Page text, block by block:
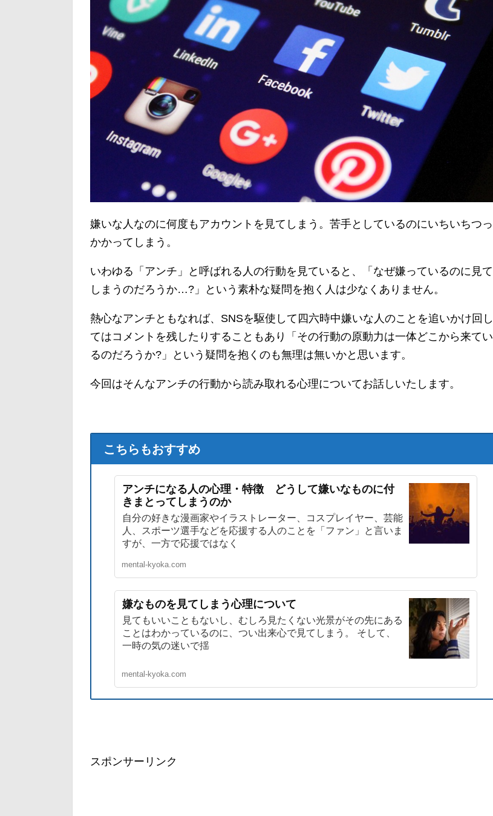
嫌いな人なのに何度もアカウントを見てしまう。苦手としているのにいちいちつっ
かかってしまう。
いわゆる「アンチ」と呼ばれる人の行動を見ていると、「なぜ嫌っているのに見て
しまうのだろうか…?」という素朴な疑問を抱く人は少なくありません。
熱心なアンチともなれば、SNSを駆使して四六時中嫌いな人のことを追いかけ回し
てはコメントを残したりすることもあり「その行動の原動力は一体どこから来てい
るのだろうか?」という疑問を抱くのも無理は無いかと思います。
今回はそんなアンチの行動から読み取れる心理についてお話しいたします。
こちらもおすすめ
アンチになる人の心理・特徴 どうして嫌いなものに付
きまとってしまうのか
自分の好きな漫画家やイラストレーター、コスプレイヤー、芸能
人、スポーツ選手などを応援する人のことを「ファン」と言いま
すが、一方で応援ではなく
mental-kyoka.com
嫌なものを見てしまう心理について
見てもいいこともないし、むしろ見たくない光景がその先にある
ことはわかっているのに、つい出来心で見てしまう。 そして、
一時の気の迷いで揺
mental-kyoka.com
スポンサーリンク